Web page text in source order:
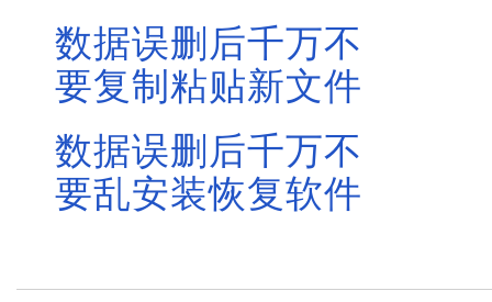
数据误删后千万不
要复制粘贴新文件
数据误删后千万不
要乱安装恢复软件